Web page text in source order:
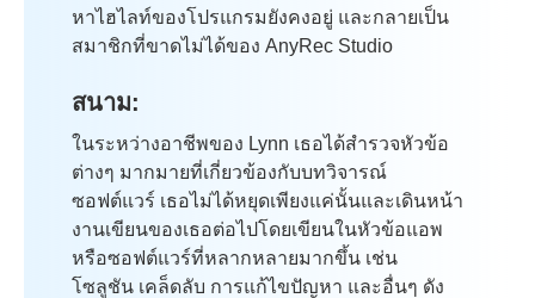
หาไฮไลท์ของโปรแกรมยังคงอยู่ และกลายเป็น
สมาชิกที่ขาดไม่ได้ของ AnyRec Studio
สนาม:
ในระหว่างอาชีพของ Lynn เธอได้สำรวจหัวข้อ
ต่างๆ มากมายที่เกี่ยวข้องกับบทวิจารณ์
ซอฟต์แวร์ เธอไม่ได้หยุดเพียงแค่นั้นและเดินหน้า
งานเขียนของเธอต่อไปโดยเขียนในหัวข้อแอพ
หรือซอฟต์แวร์ที่หลากหลายมากขึ้น เช่น
โซลูชัน เคล็ดลับ การแก้ไขปัญหา และอื่นๆ ดัง